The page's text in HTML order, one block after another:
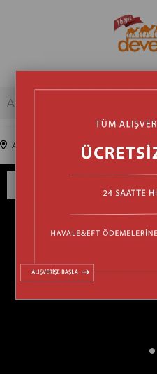
Anasayfa Beyaz Eşya & Ankastre